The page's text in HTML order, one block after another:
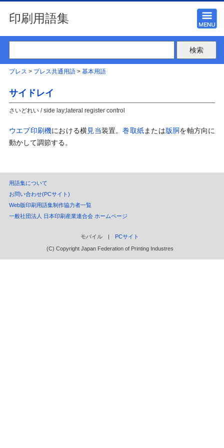
印刷用語集
プレス > プレス共通用語> 基本用語
サイドレイ
さいどれい / side lay;lateral register control
ウエブ印刷機における横見当装置。巻取紙または版胴を軸方向に
動かして調節する。
用語集について
お問い合わせ(PCサイト)
Web版印刷用語集制作協力者一覧
一般社団法人 日本印刷産業連合会 ホームページ
モバイル | PCサイト
(C) Copyright Japan Federation of Printing Industres